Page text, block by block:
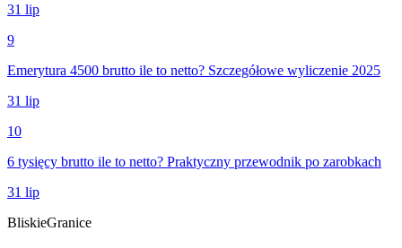
31 lip
9
Emerytura 4500 brutto ile to netto? Szczegółowe wyliczenie 2025
31 lip
10
6 tysięcy brutto ile to netto? Praktyczny przewodnik po zarobkach
31 lip
BliskieGranice